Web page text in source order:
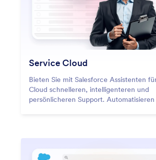
Service Cloud
Bieten Sie mit Salesforce Assistenten
Cloud schnelleren, intelligenteren und
persönlicheren Support. Automatisieren